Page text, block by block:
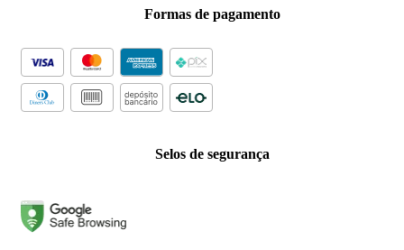
Formas de pagamento
Selos de segurança